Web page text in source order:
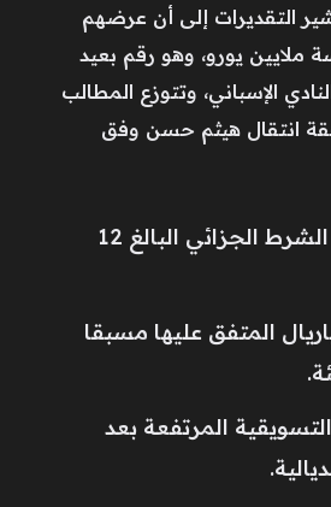
التقديرات إلى أن عرضهم
ملايين يورو، وهو رقم بعيد
الإسباني، وتتوزع المطالب
انتقال هيثم حسن وفق
ضرورة تغطية الشرط الجزائي البالغ 12
المتفق عليها مسبقا
المرتفعة بعد